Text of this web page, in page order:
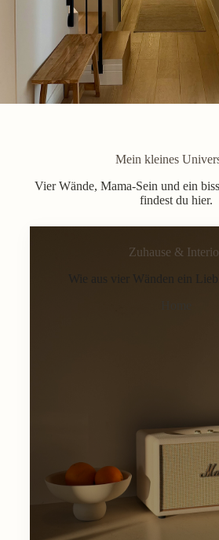
Mein kleines
Vier Wände, Mama-Sein und ein
findest du hier.
Zuhause &
Wie aus vier Wänden ein